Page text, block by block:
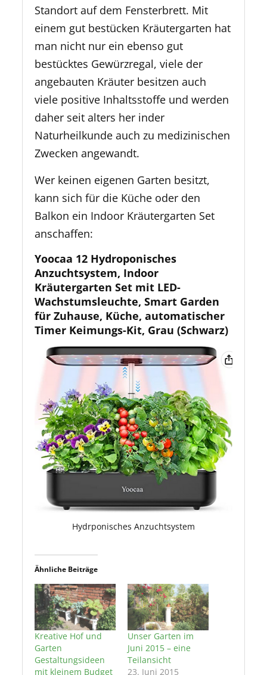
Standort auf dem Fensterbrett. Mit
einem gut bestücken Kräutergarten hat
man nicht nur ein ebenso gut
bestücktes Gewürzregal, viele der
angebauten Kräuter besitzen auch
viele positive Inhaltsstoffe und werden
daher seit alters her inder
Naturheilkunde auch zu medizinischen
Zwecken angewandt.
Wer keinen eigenen Garten besitzt,
kann sich für die Küche oder den
Balkon ein Indoor Kräutergarten Set
anschaffen:
Yoocaa 12 Hydroponisches
Anzuchtsystem, Indoor
Kräutergarten Set mit LED-
Wachstumsleuchte, Smart Garden
für Zuhause, Küche, automatischer
Timer Keimungs-Kit, Grau (Schwarz)
Hydrponisches Anzuchtsystem
Ähnliche Beiträge
Kreative Hof und
Garten
Gestaltungsideen
mit kleinem Budget
Unser Garten im
Juni 2015 – eine
Teilansicht
23. Juni 2015